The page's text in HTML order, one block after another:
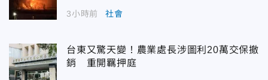
3小時前 社會
台東又驚天變！農業處長涉圖利20萬交保撤
銷 重開羈押庭